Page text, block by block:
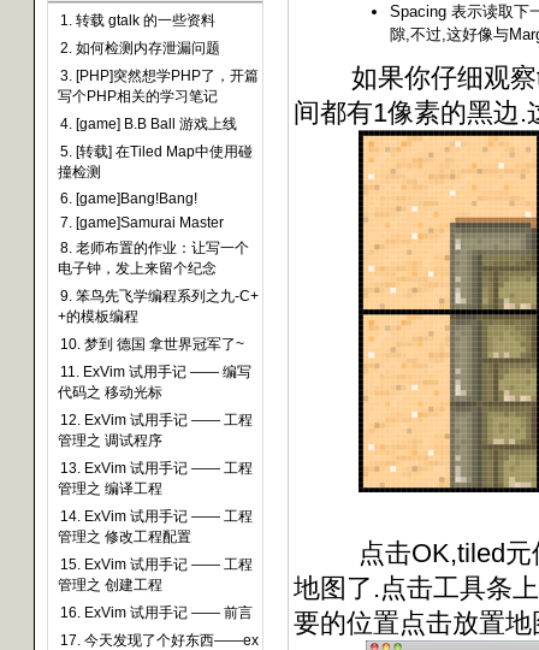
1. 转载 gtalk 的一些资料
2. 如何检测内存泄漏问题
3. [PHP]突然想学PHP了，开篇
写个PHP相关的学习笔记
4. [game] B.B Ball 游戏上线
5. [转载] 在Tiled Map中使用碰
撞检测
6. [game]Bang!Bang!
7. [game]Samurai Master
8. 老师布置的作业：让写一个
电子钟，发上来留个纪念
9. 笨鸟先飞学编程系列之九-C+
+的模板编程
10. 梦到 德国 拿世界冠军了~
11. ExVim 试用手记 —— 编写
代码之 移动光标
12. ExVim 试用手记 —— 工程
管理之 调试程序
13. ExVim 试用手记 —— 工程
管理之 编译工程
14. ExVim 试用手记 —— 工程
管理之 修改工程配置
15. ExVim 试用手记 —— 工程
管理之 创建工程
16. ExVim 试用手记 —— 前言
17. 今天发现了个好东西——ex
Spacing 表示读取下
隙,不过,这好像与
如果你仔细观察
间都有1像素的黑边.
点击OK,tiled元件
地图了.点击工具条
要的位置点击放置地